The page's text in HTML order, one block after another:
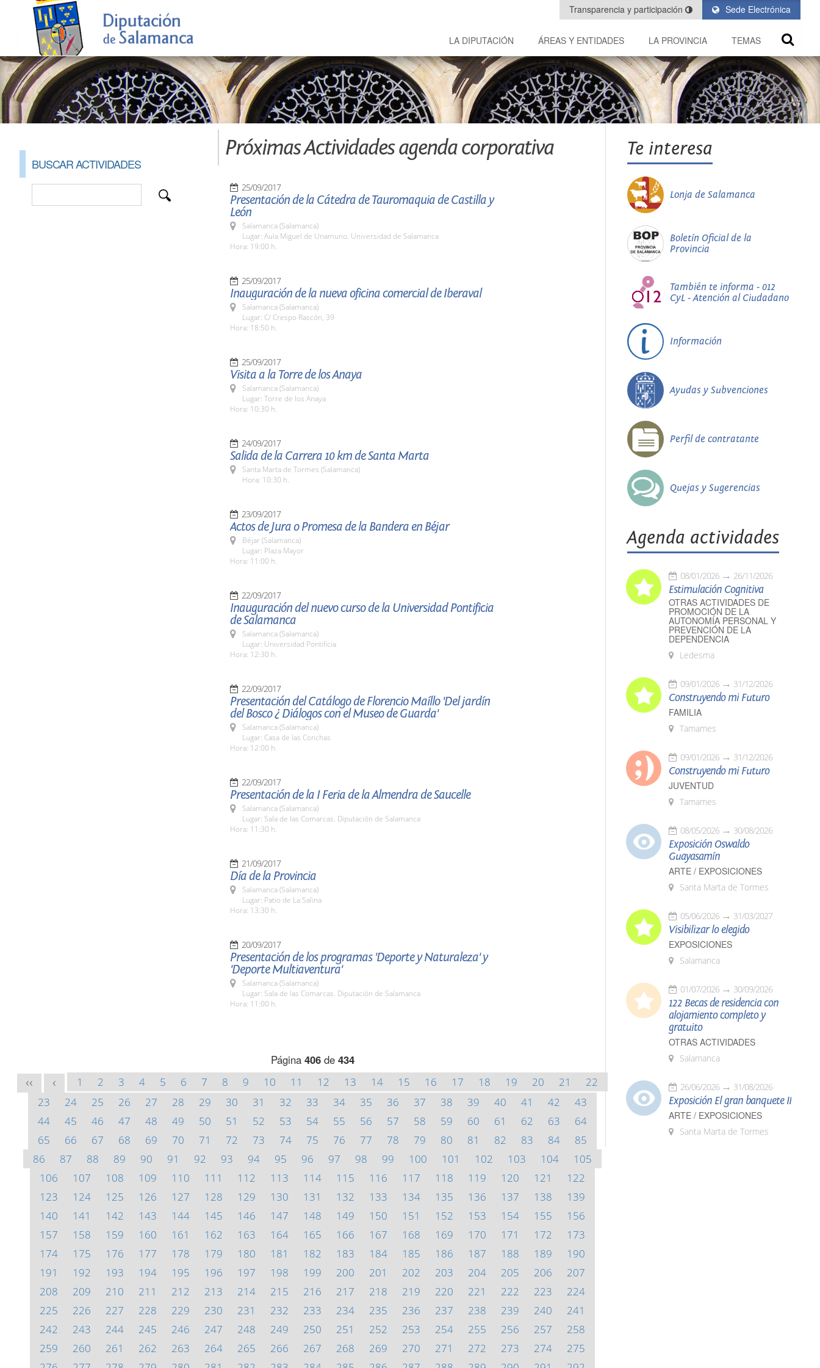
Sede Electrónica
Transparencia y participación
LA DIPUTACIÓN ÁREAS Y ENTIDADES LA PROVINCIA TEMAS
BUSCAR ACTIVIDADES
Próximas Actividades agenda corporativa
25/09/2017
Presentación de la Cátedra de Tauromaquia de Castilla y
León
Salamanca (Salamanca)
Lugar: Aula Miguel de Unamuno. Universidad de Salamanca
Hora: 19:00 h.
25/09/2017
Inauguración de la nueva oficina comercial de Iberaval
Salamanca (Salamanca)
Lugar: C/ Crespo Rascón, 39
Hora: 18:50 h.
25/09/2017
Visita a la Torre de los Anaya
Salamanca (Salamanca)
Lugar: Torre de los Anaya
Hora: 10:30 h.
24/09/2017
Salida de la Carrera 10 km de Santa Marta
Santa Marta de Tormes (Salamanca)
Hora: 10:30 h.
23/09/2017
Actos de Jura o Promesa de la Bandera en Béjar
Béjar (Salamanca)
Lugar: Plaza Mayor
Hora: 11:00 h.
22/09/2017
Inauguración del nuevo curso de la Universidad Pontificia
de Salamanca
Salamanca (Salamanca)
Lugar: Universidad Pontificia
Hora: 12:30 h.
22/09/2017
Presentación del Catálogo de Florencio Maíllo 'Del jardín
del Bosco ¿ Diálogos con el Museo de Guarda'
Salamanca (Salamanca)
Lugar: Casa de las Conchas
Hora: 12:00 h.
22/09/2017
Presentación de la I Feria de la Almendra de Saucelle
Salamanca (Salamanca)
Lugar: Sala de las Comarcas. Diputación de Salamanca
Hora: 11:30 h.
21/09/2017
Día de la Provincia
Salamanca (Salamanca)
Lugar: Patio de La Salina
Hora: 13:30 h.
20/09/2017
Presentación de los programas 'Deporte y Naturaleza' y
'Deporte Multiaventura'
Salamanca (Salamanca)
Lugar: Sala de las Comarcas. Diputación de Salamanca
Hora: 11:00 h.
Página 406de 434
<< < 1 2 3 4 5 6 7 8 9 10 11 12 13 14 15 16 17 18 19 20 21
22
23
24 25 26 27 28 29 30 31 32 33 34 35 36 37 38 39 40 41 42
43
44
45 46 47 48 49 50 51 52 53 54 55 56 57 58 59 60 61 62 63
64
65
66 67 68 69 70 71 72 73 74 75 76 77 78 79 80 81 82 83 84
85
86
87 88 89 90 91 92 93 94 95 96 97 98 99 100 101 102 103 104
105
106
107 108 109 110 111 112 113 114 115 116 117 118 119 120 121
122
123
124 125 126 127 128 129 130 131 132 133 134 135 136 137 138
139
140
141 142 143 144 145 146 147 148 149 150 151 152 153 154 155
156
157
158 159 160 161 162 163 164 165 166 167 168 169 170 171 172
173
174
175 176 177 178 179 180 181 182 183 184 185 186 187 188 189
190
191
192 193 194 195 196 197 198 199 200 201 202 203 204 205 206
207
208
209 210 211 212 213 214 215 216 217 218 219 220 221 222 223
224
225
226 227 228 229 230 231 232 233 234 235 236 237 238 239 240
241
242
243 244 245 246 247 248 249 250 251 252 253 254 255 256 257
258
259
260 261 262 263 264 265 266 267 268 269 270 271 272 273 274
275
Te interesa
Lonja de Salamanca
Boletín Oficial de la
Provincia
También te informa - 012
CyL - Atención al Ciudadano
Información
Ayudas y Subvenciones
Perfil de contratante
Quejas y Sugerencias
Agenda actividades
08/01/2026 26/11/2026
Estimulación Cognitiva
OTRAS ACTIVIDADES DE
PROMOCIÓN DE LA
AUTONOMÍA PERSONAL Y
PREVENCIÓN DE LA
DEPENDENCIA
Ledesma
09/01/2026 31/12/2026
Construyendo mi Futuro
FAMILIA
Tamames
09/01/2026 31/12/2026
Construyendo mi Futuro
JUVENTUD
Tamames
08/05/2026 30/08/2026
Exposición Oswaldo
Guayasamín
ARTE / EXPOSICIONES
Santa Marta de Tormes
05/06/2026 31/03/2027
Visibilizar lo elegido
EXPOSICIONES
Salamanca
01/07/2026 30/09/2026
122 Becas de residencia con
alojamiento completo y
gratuito
OTRAS ACTIVIDADES
Salamanca
26/06/2026 31/08/2026
Exposición El gran banquete II
ARTE / EXPOSICIONES
Santa Marta de Tormes